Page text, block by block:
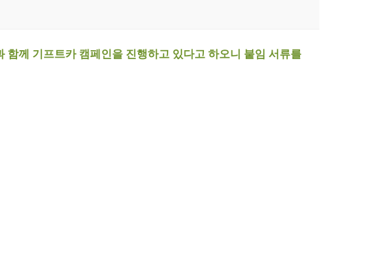
께 기프트카 캠페인을 진행하고 있다고 하오니 붙임 서류를